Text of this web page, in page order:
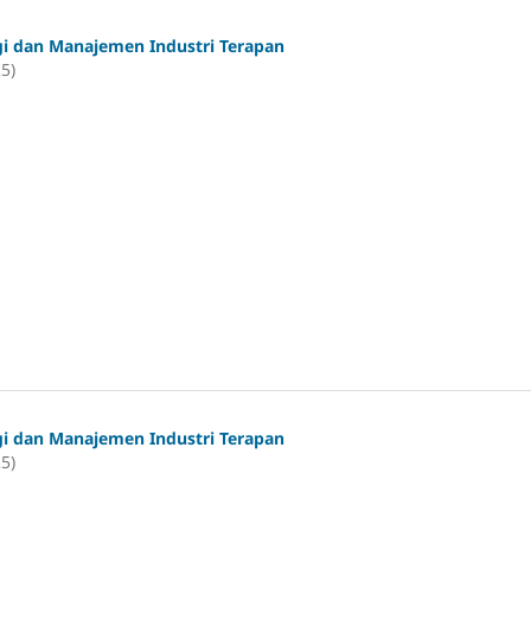
dan Manajemen Industri Terapan
dan Manajemen Industri Terapan